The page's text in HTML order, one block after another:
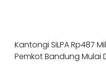
Kantongi SiLPA Rp487
Pemkot Bandung Mulai